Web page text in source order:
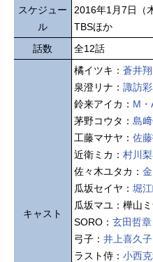
スケジュー
ル
2016年1月7日（
TBSほか
話数
全12話
キャスト
橘イツキ： 蒼井
泉澄リナ： 諏訪
鈴来アイカ： M
茅野コウタ： 島
工藤マサヤ： 佐
近衛ミカ： 村川
佐々木ユタカ：
瓜坂セイヤ： 堀
瓜坂マユ：樺山ミ
SORO： 玄田哲章
弓子： 井上喜久子
ラスト侍： 小西